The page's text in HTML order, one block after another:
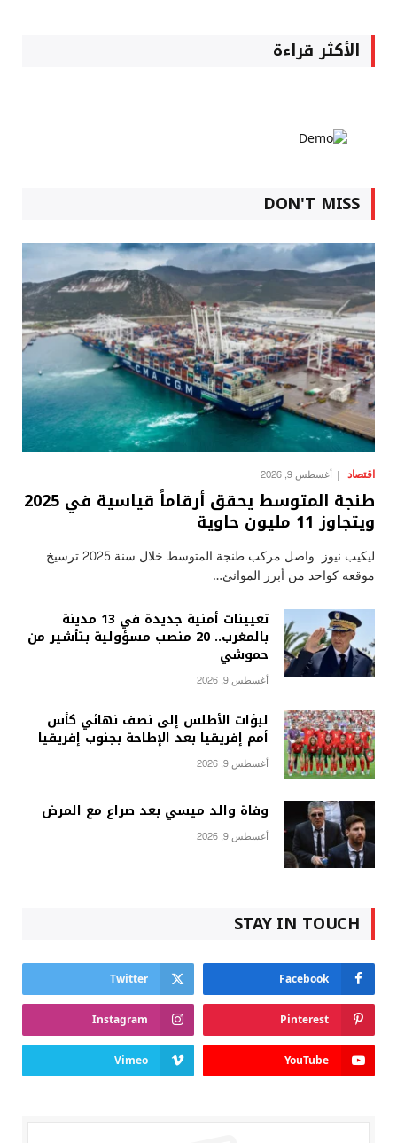
الأكثر قراءة
DON'T MISS
اقتصاد أغسطس 9, 2026
طنجة المتوسط يحقق أرقاماً قياسية في 2025
ويتجاوز 11 مليون حاوية
ليكيب نيوز واصل مركب طنجة المتوسط خلال سنة 2025 ترسيخ
موقعه كواحد من أبرز الموانئ…
تعيينات أمنية جديدة في 13 مدينة
بالمغرب.. 20 منصب مسؤولية بتأشير من
حموشي
أغسطس 9, 2026
لبؤات الأطلس إلى نصف نهائي كأس
أمم إفريقيا بعد الإطاحة بجنوب إفريقيا
أغسطس 9, 2026
وفاة والد ميسي بعد صراع مع المرض
أغسطس 9, 2026
STAY IN TOUCH
Facebook
Twitter
Pinterest
Instagram
YouTube
Vimeo